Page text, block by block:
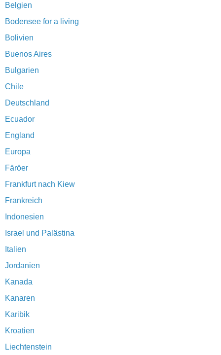
Belgien
Bodensee for a living
Bolivien
Buenos Aires
Bulgarien
Chile
Deutschland
Ecuador
England
Europa
Färöer
Frankfurt nach Kiew
Frankreich
Indonesien
Israel und Palästina
Italien
Jordanien
Kanada
Kanaren
Karibik
Kroatien
Liechtenstein